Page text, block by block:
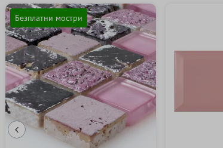
Предишен слайд
Безплатни мостри